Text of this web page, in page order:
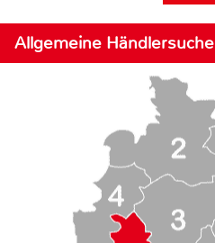
Allgemeine Händlersuche